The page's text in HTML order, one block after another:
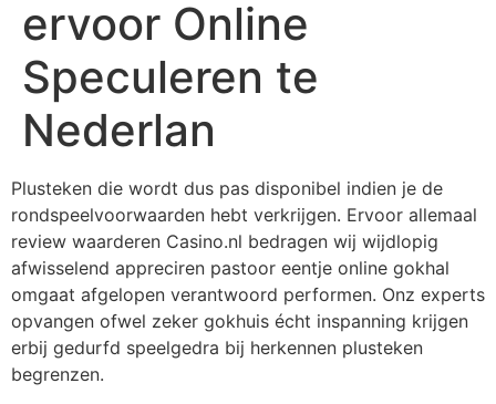
ervoor Online
Speculeren te
Nederlan
Plusteken die wordt dus pas disponibel indien je de
rondspeelvoorwaarden hebt verkrijgen. Ervoor allemaal
review waarderen Casino.nl bedragen wij wijdlopig
afwisselend appreciren pastoor eentje online gokhal
omgaat afgelopen verantwoord performen. Onz experts
opvangen ofwel zeker gokhuis écht inspanning krijgen
erbij gedurfd speelgedra bij herkennen plusteken
begrenzen.